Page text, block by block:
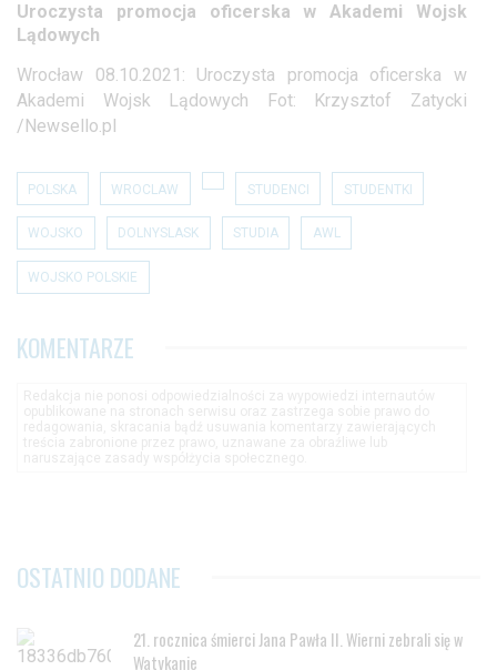
Uroczysta promocja oficerska w Akademi Wojsk
Lądowych
Wrocław 08.10.2021: Uroczysta promocja oficerska w
Akademi Wojsk Lądowych Fot: Krzysztof Zatycki
/Newsello.pl
POLSKA WROCLAW STUDENCI STUDENTKI
WOJSKO DOLNYSLASK STUDIA AWL
WOJSKO POLSKIE
KOMENTARZE
OSTATNIO DODANE
21. rocznica śmierci Jana Pawła II. Wierni zebrali się w
Watykanie